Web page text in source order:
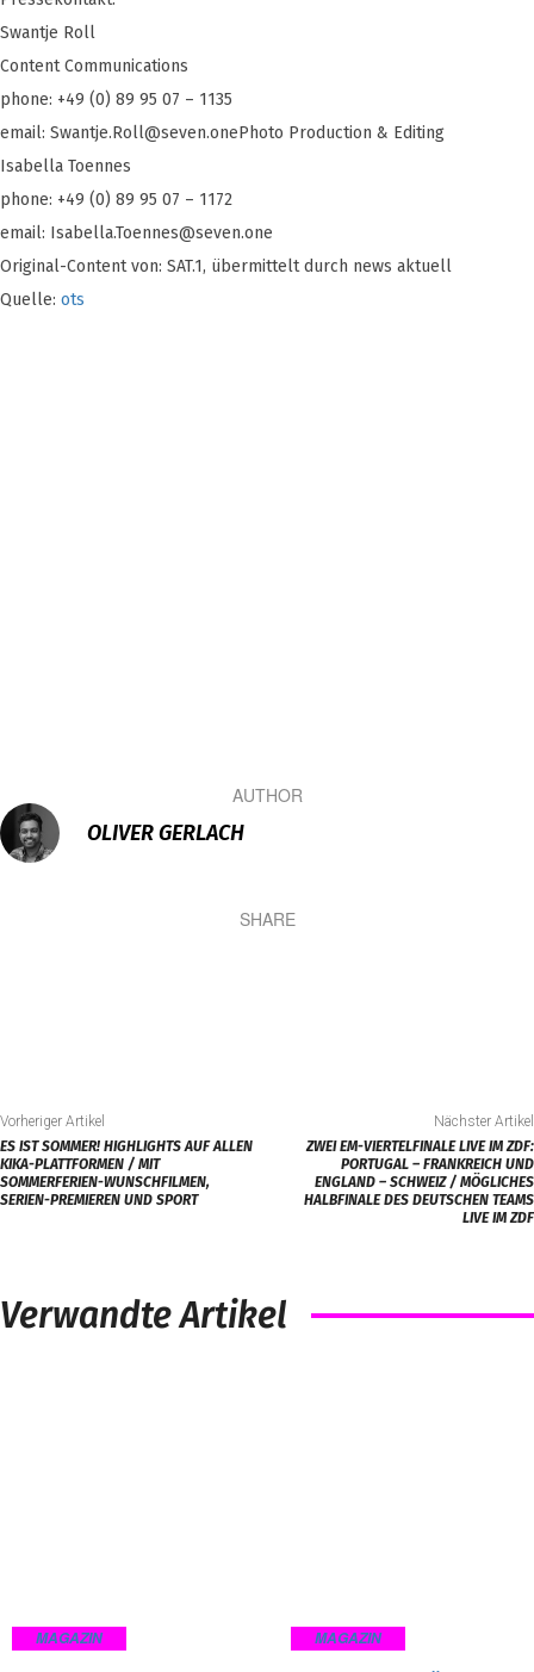
Swantje Roll
Content Communications
phone: +49 (0) 89 95 07 – 1135
email: Swantje.Roll@seven.onePhoto Production & Editing
Isabella Toennes
phone: +49 (0) 89 95 07 – 1172
email: Isabella.Toennes@seven.one
Original-Content von: SAT.1, übermittelt durch news aktuell
Quelle: ots
AUTHOR
OLIVER GERLACH
SHARE
Vorheriger Artikel
ES IST SOMMER! HIGHLIGHTS AUF ALLEN
KIKA-PLATTFORMEN / MIT
SOMMERFERIEN-WUNSCHFILMEN,
SERIEN-PREMIEREN UND SPORT
Nächster Artikel
ZWEI EM-VIERTELFINALE LIVE IM ZDF:
PORTUGAL – FRANKREICH UND
ENGLAND – SCHWEIZ / MÖGLICHES
HALBFINALE DES DEUTSCHEN TEAMS
LIVE IM ZDF
Verwandte Artikel
MAGAZIN MAGAZIN